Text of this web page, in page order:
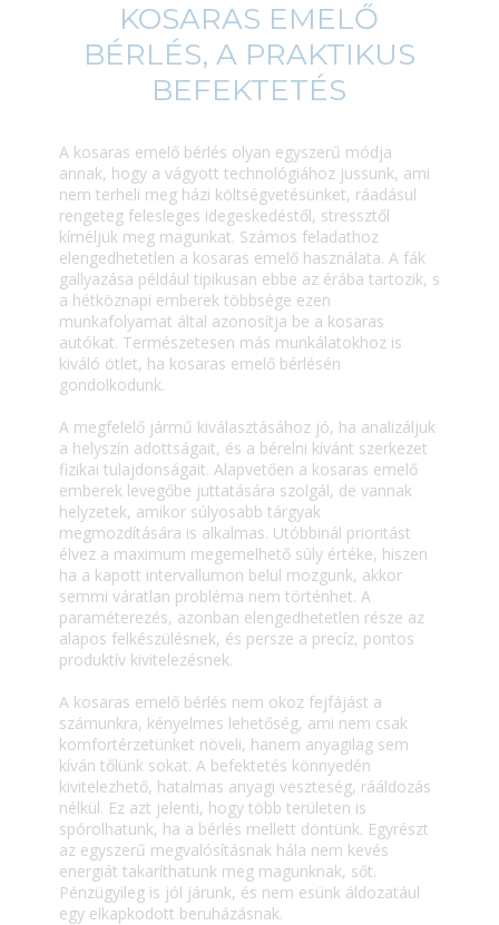
KOSARAS EMELŐ
BÉRLÉS, A PRAKTIKUS
BEFEKTETÉS
A kosaras emelő bérlés olyan egyszerű módja
annak, hogy a vágyott technológiához jussunk, ami
nem terheli meg házi költségvetésünket, ráadásul
rengeteg felesleges idegeskedéstől, stressztől
kíméljük meg magunkat. Számos feladathoz
elengedhetetlen a kosaras emelő használata. A fák
gallyazása például tipikusan ebbe az érába tartozik, s
a hétköznapi emberek többsége ezen
munkafolyamat által azonosítja be a kosaras
autókat. Természetesen más munkálatokhoz is
kiváló ötlet, ha kosaras emelő bérlésén
gondolkodunk.
A megfelelő jármű kiválasztásához jó, ha analizáljuk
a helyszín adottságait, és a bérelni kívánt szerkezet
fizikai tulajdonságait. Alapvetően a kosaras emelő
emberek levegőbe juttatására szolgál, de vannak
helyzetek, amikor súlyosabb tárgyak
megmozdítására is alkalmas. Utóbbinál prioritást
élvez a maximum megemelhető súly értéke, hiszen
ha a kapott intervallumon belül mozgunk, akkor
semmi váratlan probléma nem történhet. A
paraméterezés, azonban elengedhetetlen része az
alapos felkészülésnek, és persze a precíz, pontos
produktív kivitelezésnek.
A kosaras emelő bérlés nem okoz fejfájást a
számunkra, kényelmes lehetőség, ami nem csak
komfortérzetünket növeli, hanem anyagilag sem
kíván tőlünk sokat. A befektetés könnyedén
kivitelezhető, hatalmas anyagi veszteség, rááldozás
nélkül. Ez azt jelenti, hogy több területen is
spórolhatunk, ha a bérlés mellett döntünk. Egyrészt
az egyszerű megvalósításnak hála nem kevés
energiát takaríthatunk meg magunknak, sőt.
Pénzügyileg is jól járunk, és nem esünk áldozatául
egy elkapkodott beruházásnak.